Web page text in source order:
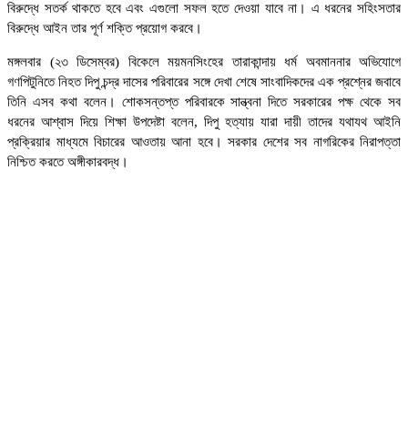
বিরুদ্ধে সতর্ক থাকতে হবে এবং এগুলো সফল হতে দেওয়া যাবে না। এ ধরনের সহিংসতার
বিরুদ্ধে আইন তার পূর্ণ শক্তি প্রয়োগ করবে।
মঙ্গলবার (২৩ ডিসেম্বর) বিকেলে ময়মনসিংহের তারাকান্দায় ধর্ম অবমাননার অভিযোগে
গণপিটুনিতে নিহত দিপু চন্দ্র দাসের পরিবারের সঙ্গে দেখা শেষে সাংবাদিকদের এক প্রশ্নের জবাবে
তিনি এসব কথা বলেন। শোকসন্তপ্ত পরিবারকে সান্ত্বনা দিতে সরকারের পক্ষ থেকে সব
ধরনের আশ্বাস দিয়ে শিক্ষা উপদেষ্টা বলেন, দিপু হত্যায় যারা দায়ী তাদের যথাযথ আইনি
প্রক্রিয়ার মাধ্যমে বিচারের আওতায় আনা হবে। সরকার দেশের সব নাগরিকের নিরাপত্তা
নিশ্চিত করতে অঙ্গীকারবদ্ধ।